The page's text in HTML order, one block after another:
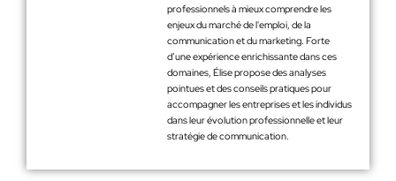
professionnels à mieux comprendre les
enjeux du marché de l'emploi, de la
communication et du marketing. Forte
d’une expérience enrichissante dans ces
domaines, Élise propose des analyses
pointues et des conseils pratiques pour
accompagner les entreprises et les individus
dans leur évolution professionnelle et leur
stratégie de communication.